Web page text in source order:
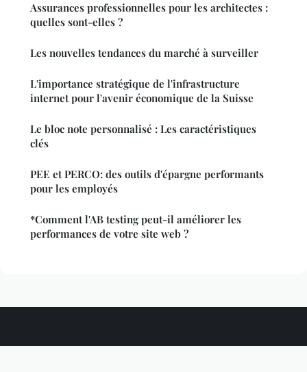
Assurances professionnelles pour les architectes :
quelles sont-elles ?
Les nouvelles tendances du marché à surveiller
L'importance stratégique de l'infrastructure
internet pour l'avenir économique de la Suisse
Le bloc note personnalisé : Les caractéristiques
clés
PEE et PERCO: des outils d'épargne performants
pour les employés
*Comment l'AB testing peut-il améliorer les
performances de votre site web ?
Silkgermplasm